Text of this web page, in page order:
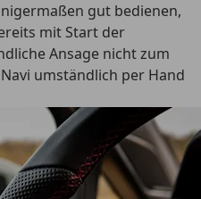
gut bedienen,
mit Start der
Ansage nicht zum
umständlich per Hand